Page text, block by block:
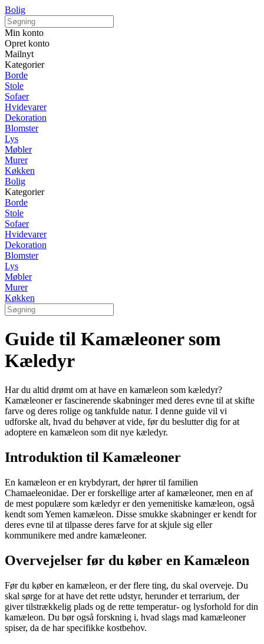
Bolig
Min konto
Opret konto
Mailnyt
Kategorier
Borde
Stole
Sofaer
Hvidevarer
Dekoration
Blomster
Lys
Møbler
Murer
Køkken
Bolig
Kategorier
Borde
Stole
Sofaer
Hvidevarer
Dekoration
Blomster
Lys
Møbler
Murer
Køkken
Guide til Kamæleoner som
Kæledyr
Har du altid drømt om at have en kamæleon som kæledyr?
Kamæleoner er fascinerende skabninger med deres evne til at skifte
farve og deres rolige og tankfulde natur. I denne guide vil vi
udforske alt, hvad du behøver at vide, før du beslutter dig for at
adoptere en kamæleon som dit nye kæledyr.
Introduktion til Kamæleoner
En kamæleon er en krybdyrart, der hører til familien
Chamaeleonidae. Der er forskellige arter af kamæleoner, men en af
de mest populære som kæledyr er den yemenitiske kamæleon, også
kendt som Yemen kamæleon. Disse smukke skabninger er kendt for
deres evne til at tilpasse deres farve for at skjule sig eller
kommunikere med andre kamæleoner.
Overvejelser før du køber en Kamæleon
Før du køber en kamæleon, er der flere ting, du skal overveje. Du
skal sørge for at have det rette udstyr, herunder et terrarium, der
giver tilstrækkelig plads og de rette temperatur- og lysforhold for din
kamæleon. Du bør også forskning i, hvad slags mad kamæleoner
spiser, da de har specifikke kostbehov.